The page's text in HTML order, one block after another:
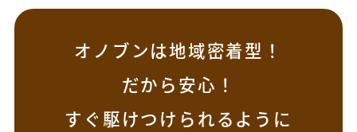
オノブンは地域密着型！
だから安心！
すぐ駆けつけられるように